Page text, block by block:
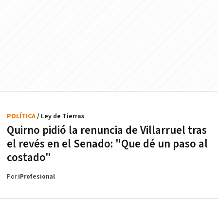
Quirno pidió la renuncia de Villarruel tras
el revés en el Senado: "Que dé un paso al
costado"
POLÍTICA/ Ley de Tierras
PoriProfesional